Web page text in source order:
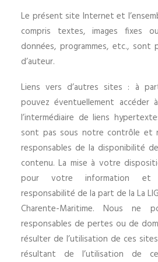
Le présent site Internet et
compris textes, images fixes
données, programmes, etc.,
d’auteur.
Liens vers d’autres sites : à
pouvez éventuellement
l’intermédiaire de liens
sont pas sous notre contrôle et
responsables de la disponibilité
contenu. La mise à votre
pour votre information et
responsabilité de la part de la La
Charente-Maritime. Nous ne
responsables de pertes ou de
résulter de l’utilisation de ces
résultant de l’utilisation de